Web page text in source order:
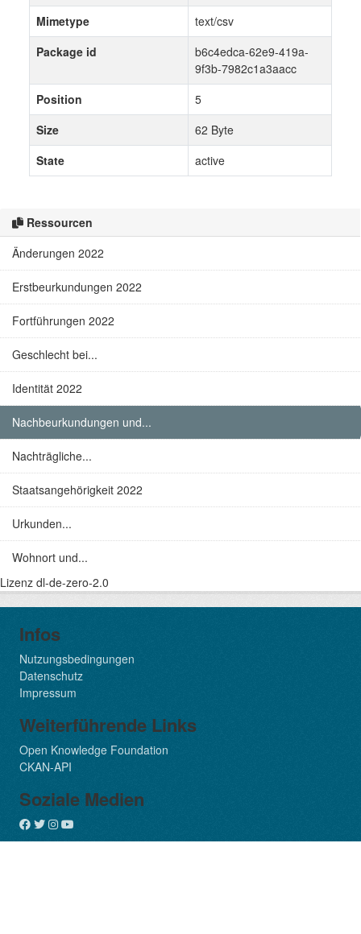
Ressourcen
Änderungen 2022
Erstbeurkundungen 2022
Fortführungen 2022
Geschlecht bei...
Identität 2022
Nachbeurkundungen und...
Nachträgliche...
Staatsangehörigkeit 2022
Urkunden...
Wohnort und...
Lizenz dl-de-zero-2.0
Mimetype
text/csv
Package id
b6c4edca-62e9-419a-
9f3b-7982c1a3aacc
Position
5
Size
62 Byte
State
active
Infos
Nutzungsbedingungen
Datenschutz
Impressum
Weiterführende Links
Open Knowledge Foundation
CKAN-API
Soziale Medien